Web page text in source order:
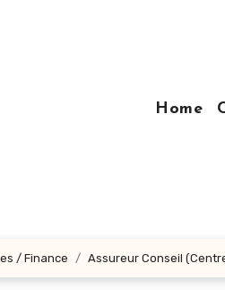
Home
/ Finance Assureur Conseil